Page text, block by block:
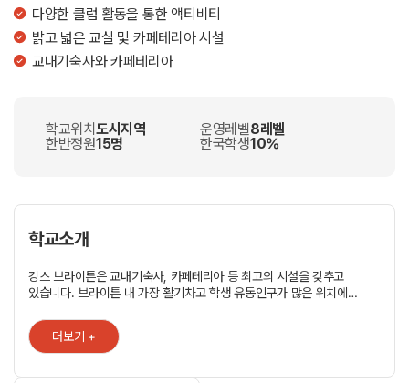
다양한 클럽 활동을 통한 액티비티
밝고 넓은 교실 및 카페테리아 시설
교내기숙사와 카페테리아
학교위치 도시지역 운영레벨8레벨
한반정원15명 한국학생10%
학교소개
킹스 브라이튼은 교내기숙사, 카페테리아 등 최고의 시설을 갖추고
있습니다. 브라이튼 내 가장 활기차고 학생 유동인구가 많은 위치에
브라이튼 캠퍼스 맞은편에 Level Park 가 위치해 있으며 스케이트장,
카페, 분수대 등 다양한 시설을 이용할 수 있습니다. 개별 욕실을 갖춘
1인실 교내 기숙사를 사용할 수 있으며, 카페테리아는 학생들이 다양한
종류의 식사와 간식을 즐길 수 있습니다.
더보기 +